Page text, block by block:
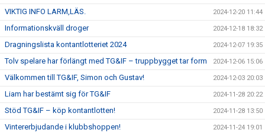
VIKTIG INFO LARM,LÄS. 2024-12-20 11:44
Informationskväll droger 2024-12-18 18:32
Dragningslista kontantlotteriet 2024 2024-12-07 19:35
Tolv spelare har förlängt med TG&IF – truppbygget tar form 2024-12-06 15:06
Välkommen till TG&IF, Simon och Gustav! 2024-12-03 20:03
Liam har bestämt sig för TG&IF 2024-11-28 20:22
Stöd TG&IF – köp kontantlotten! 2024-11-28 13:50
Vintererbjudande i klubbshoppen! 2024-11-24 19:01